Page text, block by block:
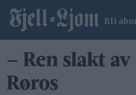
Bli
– Ren slakt av
Røros